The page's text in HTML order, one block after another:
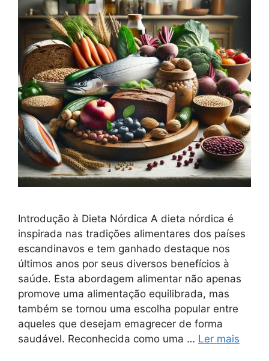
Introdução à Dieta Nórdica A dieta nórdica é
inspirada nas tradições alimentares dos países
escandinavos e tem ganhado destaque nos
últimos anos por seus diversos benefícios à
saúde. Esta abordagem alimentar não apenas
promove uma alimentação equilibrada, mas
também se tornou uma escolha popular entre
aqueles que desejam emagrecer de forma
saudável. Reconhecida como uma … Ler mais